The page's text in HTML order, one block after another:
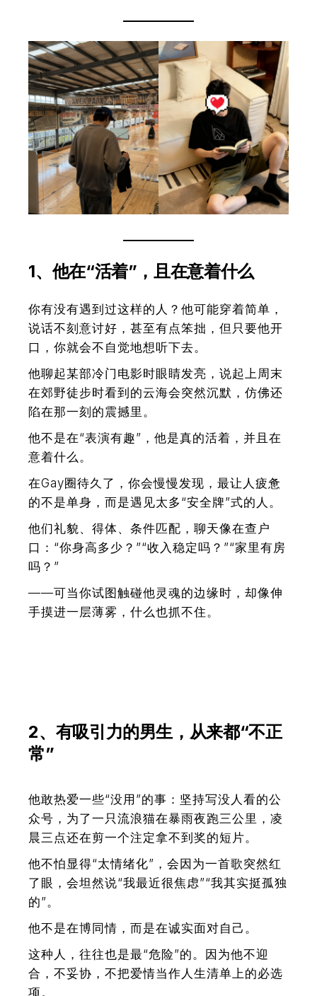
1、他在“活着”，且在意着什么
你有没有遇到过这样的人？他可能穿着简单，
说话不刻意讨好，甚至有点笨拙，但只要他开
口，你就会不自觉地想听下去。
他聊起某部冷门电影时眼睛发亮，说起 上周末
在郊野徒步时看到的云海会突然沉默，仿佛还
陷在那一刻的震撼里。
他不是在“表演有趣”，他是真的活着，并且在
意着什么。
在Gay圈待久了，你会慢慢发现，最让人疲惫
的不是单身，而是遇见太多“安全牌”式的人。
他们礼貌、得体、条件匹配，聊天像在查户
口：“你身高多少？”“收入稳定吗？”“家里有房
吗？”
——可当你试图触碰他灵魂的边缘时，却像伸
手摸进一层薄雾，什么也抓不住。
2、有吸引力的男生，从来都“不正
常”
他敢热爱一些“没用”的事：坚持写没人看的公
众号，为了一只流浪猫在暴雨夜跑三公里，凌
晨三点还在剪一个注定拿不到奖的短片。
他不怕显得“太情绪化”，会因为一首歌突然红
了眼，会坦然说“我最近很焦虑”“我其实挺孤独
的”。
他不是在博同情，而是在诚实面对自己。
这种人，往往也是最“危险”的。因为他不迎
合，不妥协，不把爱情当作人生清单上的必选
项。